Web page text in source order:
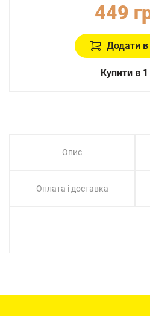
449
Додати
Купити в 1
Опис
Оплата і доставка